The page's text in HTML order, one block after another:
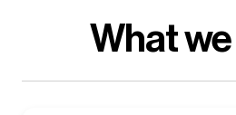
What